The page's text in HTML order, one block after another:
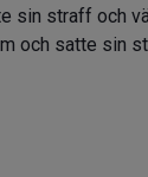
sin straff och
och satte sin